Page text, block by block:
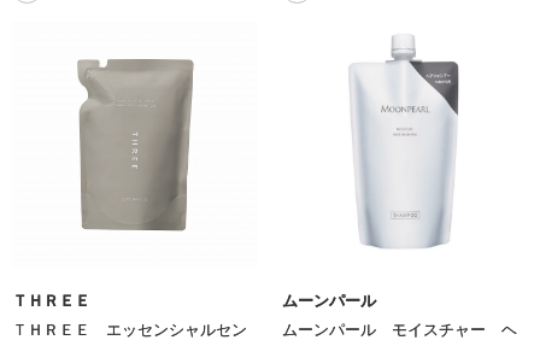
ＴＨＲＥＥ
ＴＨＲＥＥ エッセンシャルセン
ムーンパール
ムーンパール モイスチャー ヘ